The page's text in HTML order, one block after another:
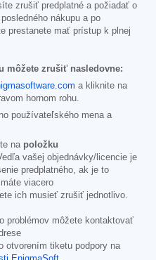
zrušiť predplatné a požiadať o
nákupu a po
prestanete mať prístup k plnej
môžete zrušiť nasledovne:
a kliknite na
hornom rohu.
používateľského mena a
na položku
vašej objednávky/licencie je
predplatného, ak je to
viacero
ich musieť zrušiť jednotlivo.
problémov môžete kontaktovať
otvorením tiketu podpory na